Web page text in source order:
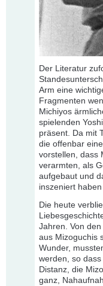
Der Literatur
Arm eine
Fragmenten
Michiyos
spielenden
präsent. Da mit
die offenbar
vorstellen, dass
verarmten, als
aufgebaut und
inszeniert
Die heute
Jahren. Von
aus Mizoguchis
Wunder,
werden, so
Distanz, die
ganz,